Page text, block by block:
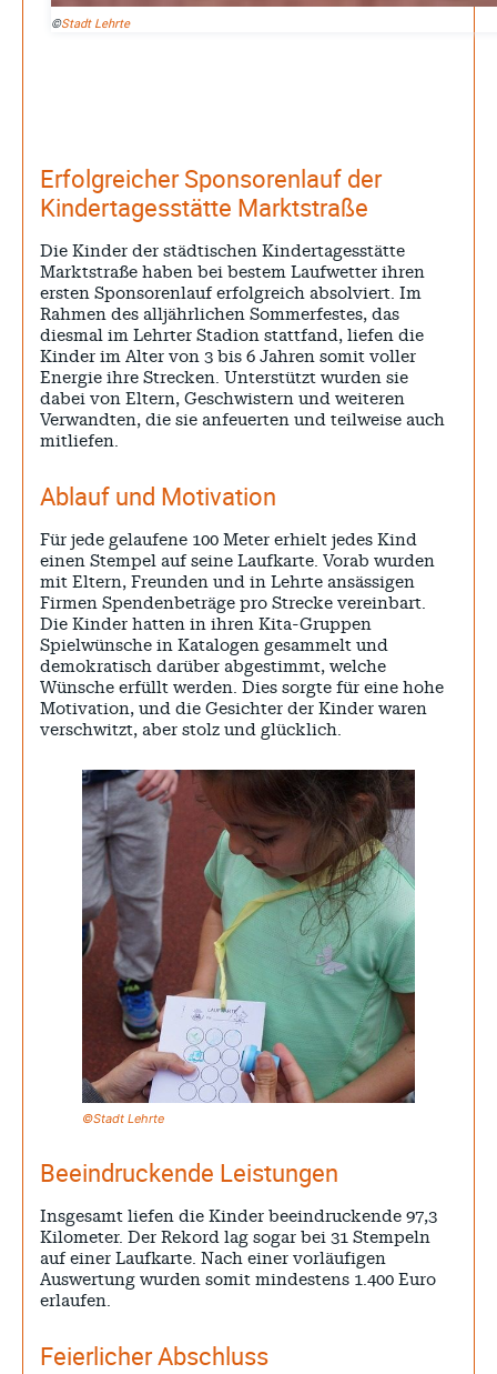
©Stadt Lehrte
Erfolgreicher Sponsorenlauf der
Kindertagesstätte Marktstraße
Die Kinder der städtischen Kindertagesstätte
Marktstraße haben bei bestem Laufwetter ihren
ersten Sponsorenlauf erfolgreich absolviert. Im
Rahmen des alljährlichen Sommerfestes, das
diesmal im Lehrter Stadion stattfand, liefen die
Kinder im Alter von 3 bis 6 Jahren somit voller
Energie ihre Strecken. Unterstützt wurden sie
dabei von Eltern, Geschwistern und weiteren
Verwandten, die sie anfeuerten und teilweise auch
mitliefen.
Ablauf und Motivation
Für jede gelaufene 100 Meter erhielt jedes Kind
einen Stempel auf seine Laufkarte. Vorab wurden
mit Eltern, Freunden und in Lehrte ansässigen
Firmen Spendenbeträge pro Strecke vereinbart.
Die Kinder hatten in ihren Kita-Gruppen
Spielwünsche in Katalogen gesammelt und
demokratisch darüber abgestimmt, welche
Wünsche erfüllt werden. Dies sorgte für eine hohe
Motivation, und die Gesichter der Kinder waren
verschwitzt, aber stolz und glücklich.
©Stadt Lehrte
Beeindruckende Leistungen
Insgesamt liefen die Kinder beeindruckende 97,3
Kilometer. Der Rekord lag sogar bei 31 Stempeln
auf einer Laufkarte. Nach einer vorläufigen
Auswertung wurden somit mindestens 1.400 Euro
erlaufen.
Feierlicher Abschluss